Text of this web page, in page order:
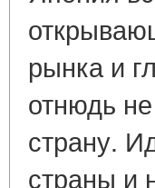
рынка и
отнюдь
страну.
страны и